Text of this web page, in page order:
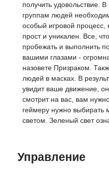
получить удовольствие.
группам людей
особый игровой
прост и уникален. Все,
пробежать и выполнить
вашими глазами -
назовете Призраком.
людей в масках. В
увидит ваше движение,
смотрит на вас, вам
геймеру нужно
светом. Зеленый свет
Управление